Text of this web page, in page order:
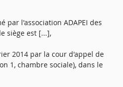
par l'association ADAPEI des
siège est [...],
2014 par la cour d'appel de
1, chambre sociale), dans le